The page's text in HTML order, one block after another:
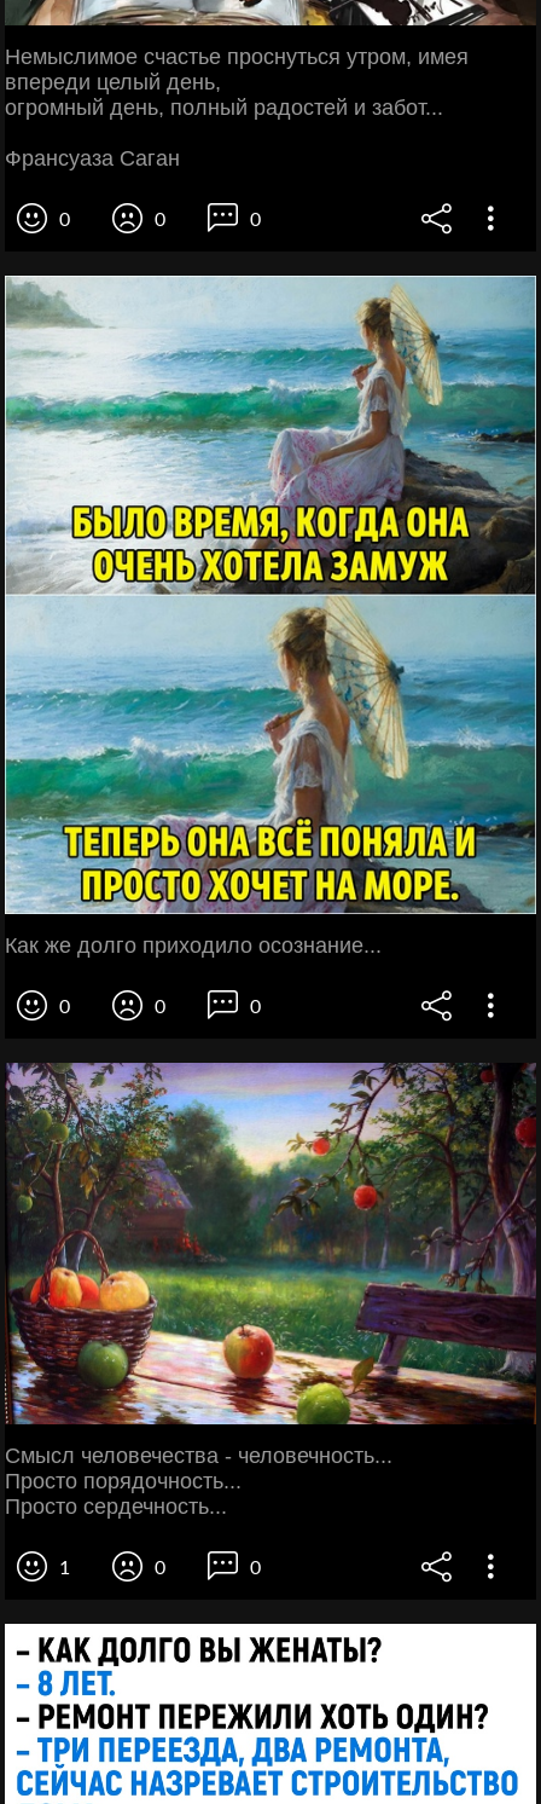
Немыслимое счастье проснуться утром, имея
впереди целый день,
огромный день, полный радостей и забот...
Франсуаза Саган
0 0 0
Как же долго приходило осознание...
0 0 0
Смысл человечества - человечность...
Просто порядочность...
Просто сердечность...
1 0 0